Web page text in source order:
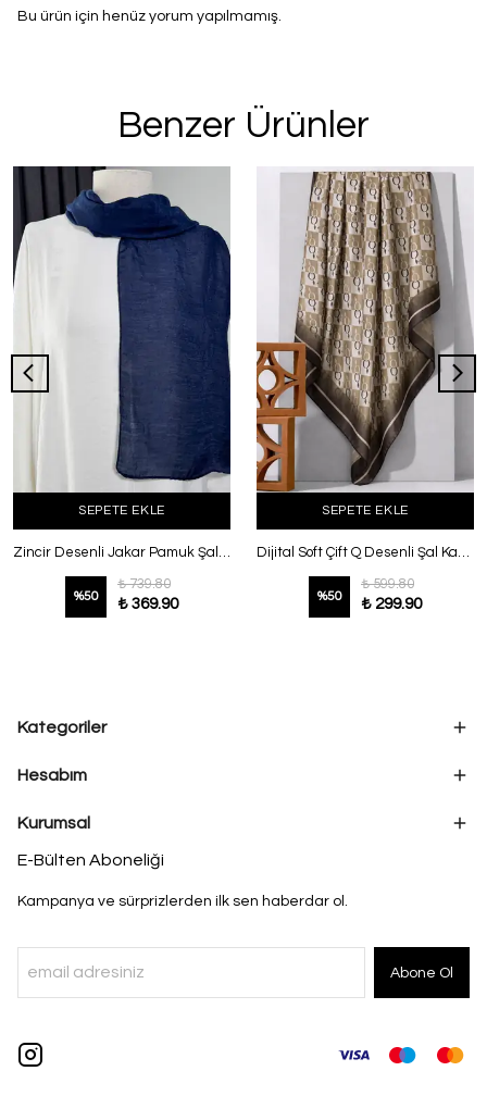
Bu ürün için henüz yorum yapılmamış.
Benzer Ürünler
SEPETE EKLE
Zincir Desenli Jakar Pamuk Şal Lacivert
%50
₺ 739.80
₺ 369.90
SEPETE EKLE
Dijital Soft Çift Q Desenli Şal Kahve Yağ
%50
₺ 599.80
₺ 299.90
Kategoriler
Hesabım
Kurumsal
E-Bülten Aboneliği
Kampanya ve sürprizlerden ilk sen haberdar ol.
Abone Ol